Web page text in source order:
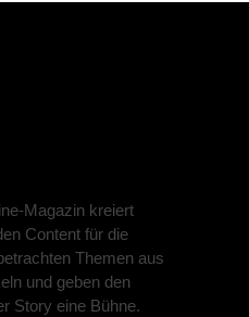
Magazin kreiert
Content für die
Themen aus
und geben den
Story eine Bühne.